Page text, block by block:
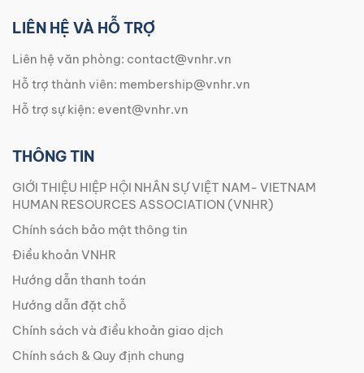
LIÊN HỆ VÀ HỖ TRỢ
Liên hệ văn phòng: contact@vnhr.vn
Hỗ trợ thành viên: membership@vnhr.vn
Hỗ trợ sự kiện: event@vnhr.vn
THÔNG TIN
GIỚI THIỆU HIỆP HỘI NHÂN SỰ VIỆT NAM- VIETNAM
HUMAN RESOURCES ASSOCIATION (VNHR)
Chính sách bảo mật thông tin
Điều khoản VNHR
Hướng dẫn thanh toán
Hướng dẫn đặt chỗ
Chính sách và điều khoản giao dịch
Chính sách & Quy định chung